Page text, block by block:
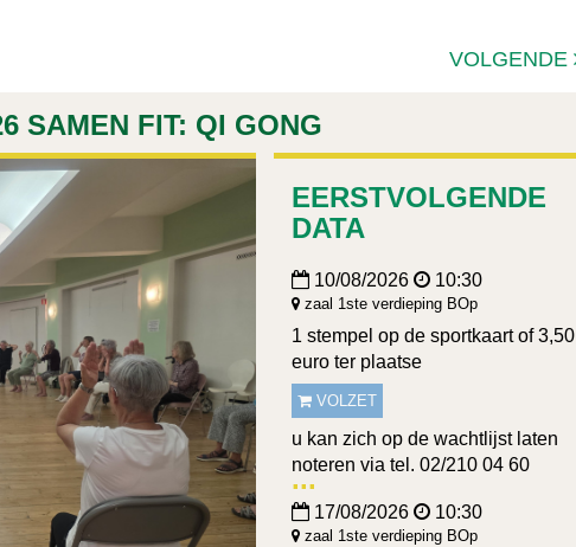
VOLGENDE
SAMEN FIT: QI GONG
EERSTVOLGENDE
DATA
10/08/2026 10:30
zaal 1ste verdieping BOp
1 stempel op de sportkaart of 3,50
euro ter plaatse
VOLZET
u kan zich op de wachtlijst laten
noteren via tel. 02/210 04 60
17/08/2026 10:30
zaal 1ste verdieping BOp